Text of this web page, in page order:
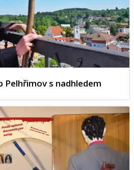
Pelhřimov s nadhledem